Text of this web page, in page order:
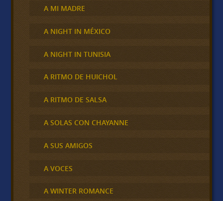
A MI MADRE
A NIGHT IN MÉXICO
A NIGHT IN TUNISIA
A RITMO DE HUICHOL
A RITMO DE SALSA
A SOLAS CON CHAYANNE
A SUS AMIGOS
A VOCES
A WINTER ROMANCE